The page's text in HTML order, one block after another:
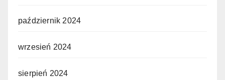
październik 2024
wrzesień 2024
sierpień 2024